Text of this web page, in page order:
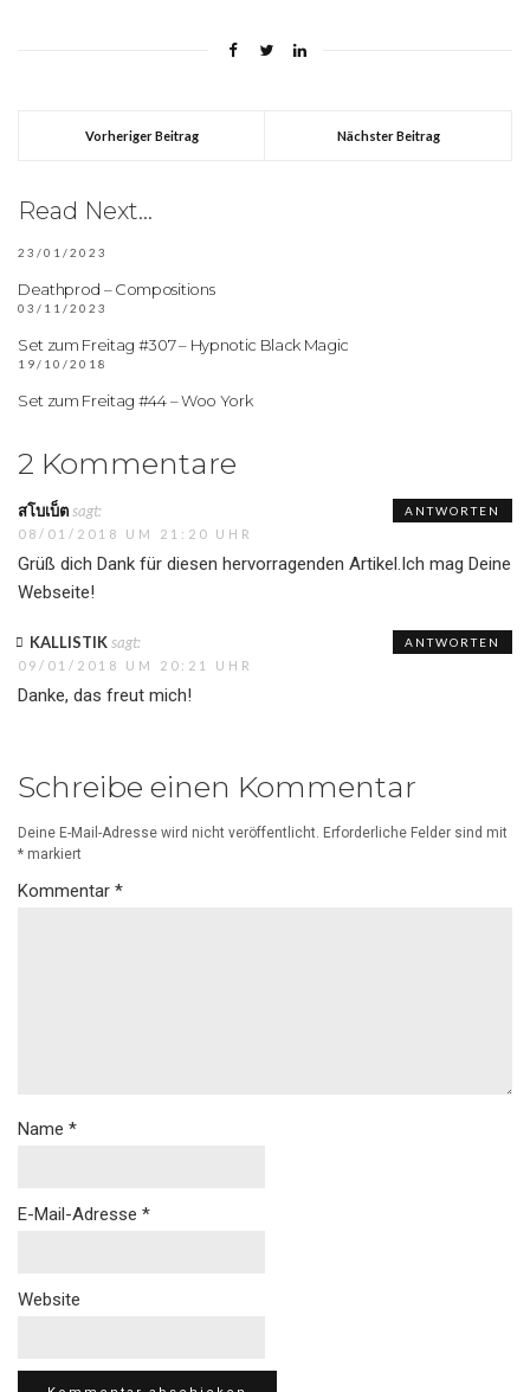
Vorheriger Beitrag Nächster Beitrag
Read Next...
23/01/2023
Deathprod – Compositions
03/11/2023
Set zum Freitag #307 – Hypnotic Black Magic
19/10/2018
Set zum Freitag #44 – Woo York
2 Kommentare
สโบเบ็ตsagt:
08/01/2018 UM 21:20 UHR
Grüß dich Dank für diesen hervorragenden Artikel.Ich mag Deine
Webseite!
ANTWORTEN
KALLISTIKsagt:
09/01/2018 UM 20:21 UHR
Danke, das freut mich!
ANTWORTEN
Schreibe einen Kommentar
Deine E-Mail-Adresse wird nicht veröffentlicht. Erforderliche Felder sind mit
* markiert
Kommentar *
Name *
E-Mail-Adresse *
Website